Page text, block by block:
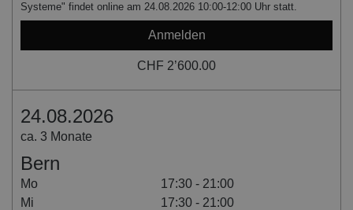
Systeme" findet online am 24.08.2026 10:00-12:00 Uhr statt.
Anmelden
CHF 2’600.00
24.08.2026
ca. 3 Monate
Bern
Mo
17:30 - 21:00
Mi
17:30 - 21:00